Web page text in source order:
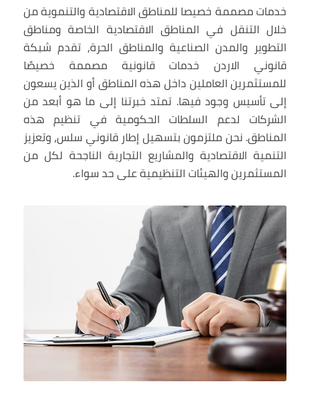
خدمات مصممة خصيصا للمناطق الاقتصادية والتنموية من
خلال التنقل في المناطق الاقتصادية الخاصة ومناطق
التطوير والمدن الصناعية والمناطق الحرة، تقدم شبكة
قانوني الاردن خدمات قانونية مصممة خصيصًا
للمستثمرين العاملين داخل هذه المناطق أو الذين يسعون
إلى تأسيس وجود فيها. تمتد خبرتنا إلى ما هو أبعد من
الشركات لدعم السلطات الحكومية في تنظيم هذه
المناطق. نحن ملتزمون بتسهيل إطار قانوني سلس، وتعزيز
التنمية الاقتصادية والمشاريع التجارية الناجحة لكل من
المستثمرين والهيئات التنظيمية على حد سواء.